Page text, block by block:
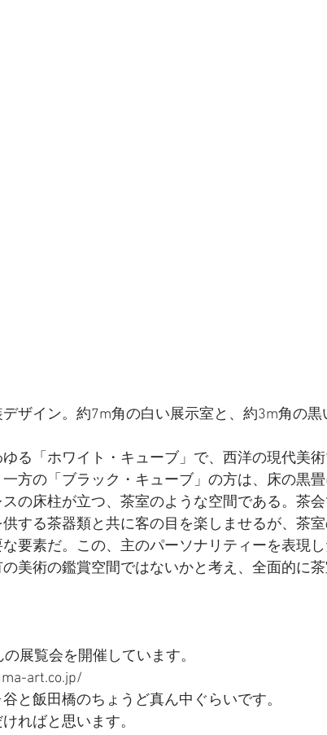
ザイン。約7m角の白い展示室と、約3m角の黒
る「ホワイト・キューブ」で、西洋の現代美
方の「ブラック・キューブ」の方は、床の黒
の床柱が立つ、茶室のような空間である。茶
する茶器類と共に客の目を楽しませるが、茶
要素だ。この、主のパーソナリティーを表現
美術の鑑賞空間ではないかと考え、全面的に
展覧会を開催しています。
art.co.jp/
と飯田橋のちょうど真ん中ぐらいです。
ればと思います。